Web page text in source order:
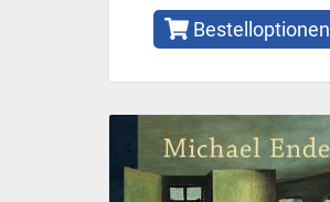
Bestelloptionen